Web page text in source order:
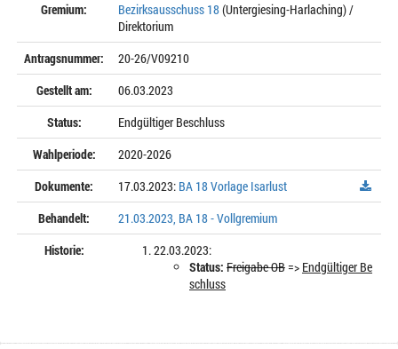
Gremium:
Bezirksausschuss 18(Untergiesing-Harlaching) /
Direktorium
Antragsnummer:
20-26/V09210
Gestellt am:
06.03.2023
Status:
Endgültiger Beschluss
Wahlperiode:
2020-2026
Dokumente:
17.03.2023: BA 18 Vorlage Isarlust
Behandelt:
21.03.2023, BA 18 - Vollgremium
Historie:
22.03.2023:
Status: Freigabe OB=> Endgültiger Be
schluss